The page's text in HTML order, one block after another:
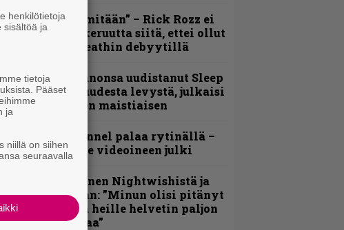
”En kadu mitään” – Rick Rozz ei
tunne katkeruutta siitä, ettei ollut
mukana Deathin debyytillä
Kokoonpanonsa uudistanut Sleep
tiedottaa uudesta levystä, julkaisi
myös uuden maistiaisen
Blind Channel palaa rytinällä –
tuplasingle videoineen julki
Tarja Turunen Nightwishistä ja
potkuistaan: ”Minun olisi pitänyt
tehdä siitä heille helvetin paljon
vaikeampaa”
henkilötietoja
sisältöä ja
tietoja
Pääset
ja
niillä on siihen
seuraavalla